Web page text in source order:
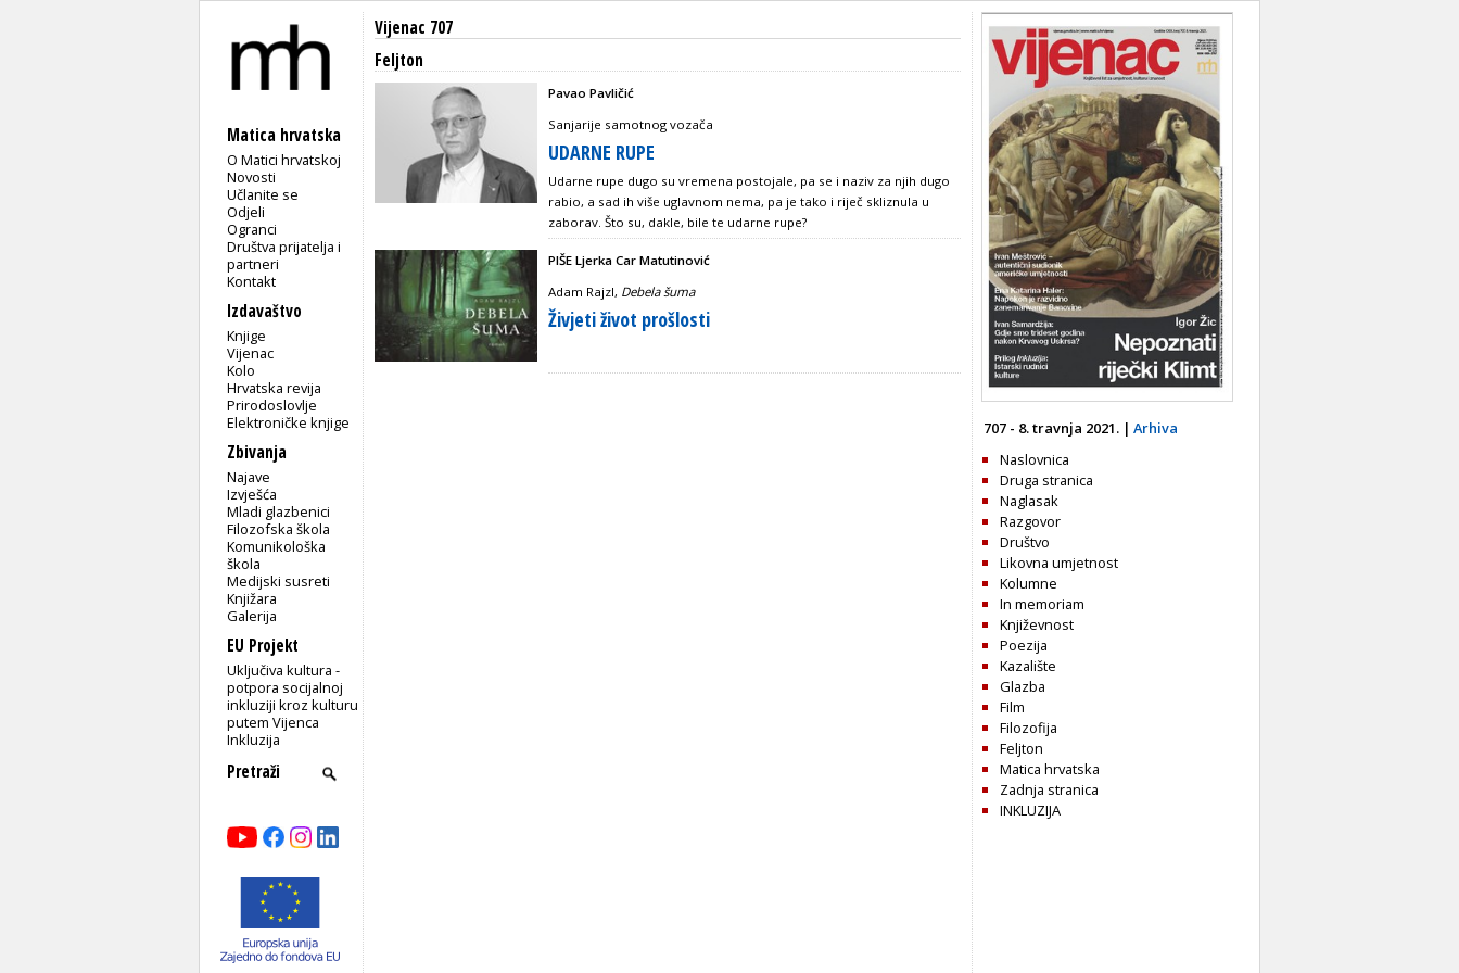
Matica hrvatska
O Matici hrvatskoj
Novosti
Učlanite se
Odjeli
Ogranci
Društva prijatelja i
partneri
Kontakt
Izdavaštvo
Knjige
Vijenac
Kolo
Hrvatska revija
Prirodoslovlje
Elektroničke knjige
Zbivanja
Najave
Izvješća
Mladi glazbenici
Filozofska škola
Komunikološka
škola
Medijski susreti
Knjižara
Galerija
EU Projekt
Uključiva kultura -
potpora socijalnoj
inkluziji kroz kulturu
putem Vijenca
Inkluzija
Vijenac 707
Feljton
Pavao Pavličić
Sanjarije samotnog vozača
UDARNE RUPE
Udarne rupe dugo su vremena postojale, pa se i naziv za njih dugo
rabio, a sad ih više uglavnom nema, pa je tako i riječ skliznula u
zaborav. Što su, dakle, bile te udarne rupe?
PIŠE Ljerka Car Matutinović
Adam Rajzl, Debela šuma
Živjeti život prošlosti
707 - 8. travnja 2021. | Arhiva
Naslovnica
Druga stranica
Naglasak
Razgovor
Društvo
Likovna umjetnost
Kolumne
In memoriam
Književnost
Poezija
Kazalište
Glazba
Film
Filozofija
Feljton
Matica hrvatska
Zadnja stranica
INKLUZIJA